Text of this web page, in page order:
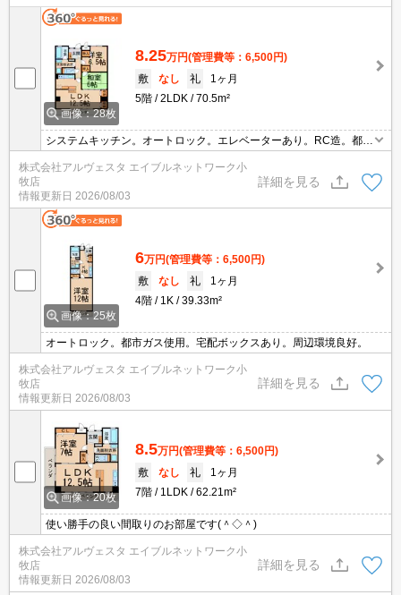
画像：28枚
8.25万円(管理費等：6,500円)
敷
なし 礼
1ヶ月
5階
2LDK 70.5m²
システムキッチン。オートロック。エレベーターあり。RC造。都市
ガス使用。宅配ボックスあり。BS受信可。
株式会社アルヴェスタ エイブルネットワーク小
牧店
情報更新日 2026/08/03
詳細を見る
画像：25枚
6万円(管理費等：6,500円)
敷
なし 礼
1ヶ月
4階
1K 39.33m²
オートロック。都市ガス使用。宅配ボックスあり。周辺環境良好。
株式会社アルヴェスタ エイブルネットワーク小
牧店
情報更新日 2026/08/03
詳細を見る
画像：20枚
8.5万円(管理費等：6,500円)
敷
なし 礼
1ヶ月
7階
1LDK 62.21m²
使い勝手の良い間取りのお部屋です(＾◇＾)
株式会社アルヴェスタ エイブルネットワーク小
牧店
情報更新日 2026/08/03
詳細を見る